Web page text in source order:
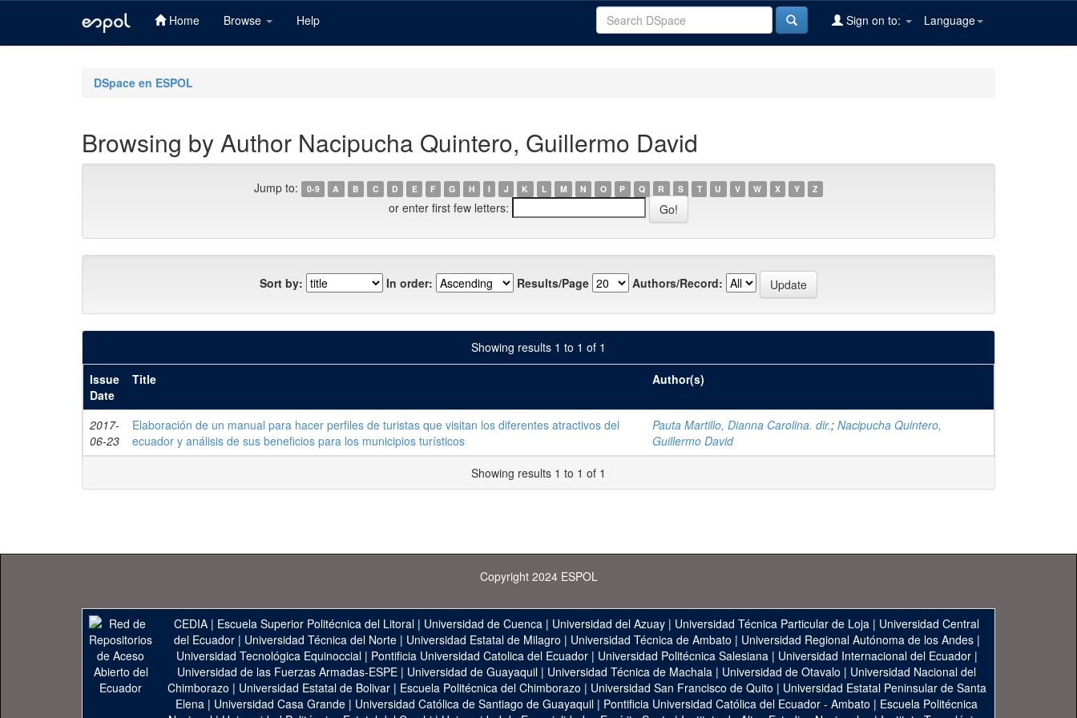
Home Browse Help Language
Sign on to:
DSpace en ESPOL
Browsing by Author Nacipucha Quintero, Guillermo David
Jump to: 0-9 A B C D E F G H I J K L M N O P Q R S T U V W X Y Z
or enter first few letters:
Sort by: In order: Results/Page Authors/Record:
Showing results 1 to 1 of 1
Issue
Date
Title Author(s)
2017-
06-23
Elaboración de un manual para hacer perfiles de turistas que visitan los diferentes atractivos del
ecuador y análisis de sus beneficios para los municipios turísticos
Pauta Martillo, Dianna Carolina. dir.; Nacipucha Quintero,
Guillermo David
Showing results 1 to 1 of 1
Copyright 2024 ESPOL
CEDIA | Escuela Superior Politécnica del Litoral | Universidad de Cuenca | Universidad del Azuay | Universidad Técnica Particular de Loja | Universidad Central
del Ecuador| Universidad Técnica del Norte| Universidad Estatal de Milagro | Universidad Técnica de Ambato | Universidad Regional Autónoma de los Andes|
Universidad Tecnológica Equinoccial| Pontificia Universidad Catolica del Ecuador| Universidad Politécnica Salesiana| Universidad Internacional del Ecuador|
Universidad de las Fuerzas Armadas-ESPE | Universidad de Guayaquil | Universidad Técnica de Machala | Universidad de Otavalo | Universidad Nacional del
Chimborazo | Universidad Estatal de Bolivar| Escuela Politécnica del Chimborazo | Universidad San Francisco de Quito | Universidad Estatal Peninsular de Santa
Elena | Universidad Casa Grande | Universidad Católica de Santiago de Guayaquil | Pontificia Universidad Católica del Ecuador - Ambato | Escuela Politécnica